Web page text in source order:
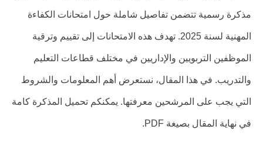
مذكرة رسمية تتضمن تفاصيل شاملة حول امتحانات الكفاءة
المهنية لسنة 2025. تهدف هذه الامتحانات إلى تقييم وترقية
الموظفين التربويين والإداريين في مختلف قطاعات التعليم
والتدريب. في هذا المقال، نستعرض أهم المعلومات والشروط
التي يجب على المرشحين معرفتها. يمكنكم تحميل المذكرة كامة
في نهاية المقال بصيغة PDF.